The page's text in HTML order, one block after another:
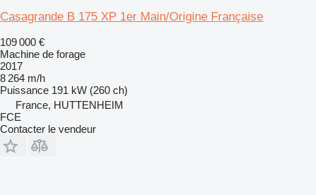
Casagrande B 175 XP 1er Main/Origine Française
109 000 €
Machine de forage
2017
8 264 m/h
Puissance 191 kW (260 ch)
France, HUTTENHEIM
FCE
Contacter le vendeur